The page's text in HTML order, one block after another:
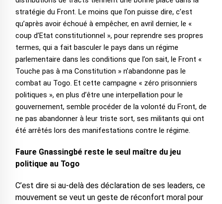
stratégie du Front. Le moins que l’on puisse dire, c’est
qu’après avoir échoué à empêcher, en avril dernier, le «
coup d’Etat constitutionnel », pour reprendre ses propres
termes, qui a fait basculer le pays dans un régime
parlementaire dans les conditions que l’on sait, le Front «
Touche pas à ma Constitution » n’abandonne pas le
combat au Togo. Et cette campagne « zéro prisonniers
politiques », en plus d’être une interpellation pour le
gouvernement, semble procéder de la volonté du Front, de
ne pas abandonner à leur triste sort, ses militants qui ont
été arrêtés lors des manifestations contre le régime.
Faure Gnassingbé reste le seul maître du jeu
politique au Togo
C’est dire si au-delà des déclaration de ses leaders, ce
mouvement se veut un geste de réconfort moral pour